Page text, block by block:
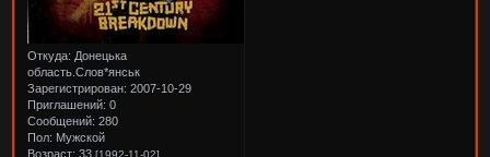
Откуда: Донецька
область.Слов*янськ
Зарегистрирован: 2007-10-29
Приглашений: 0
Сообщений: 280
Пол: Мужской
Возраст: 33